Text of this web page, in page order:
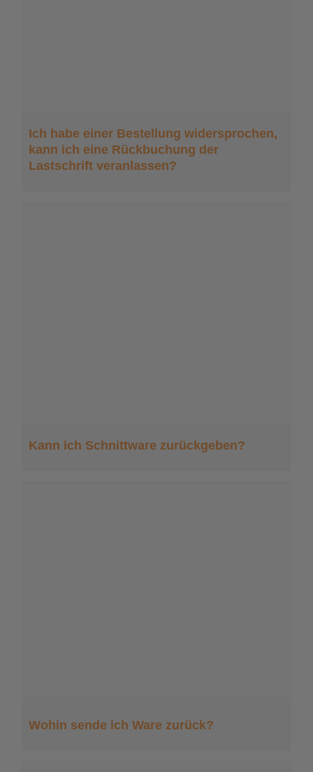
Ich habe einer Bestellung widersprochen,
kann ich eine Rückbuchung der
Lastschrift veranlassen?
Kann ich Schnittware zurückgeben?
Wohin sende ich Ware zurück?